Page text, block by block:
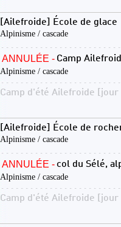
[Ailefroide] École de glace
Alpinisme / cascade
ANNULÉE - Camp
Alpinisme / cascade
Camp d'été Ailefroide [jour
[Ailefroide] École de
Alpinisme / cascade
ANNULÉE - col du Sélé,
Alpinisme / cascade
Camp d'été Ailefroide [jour